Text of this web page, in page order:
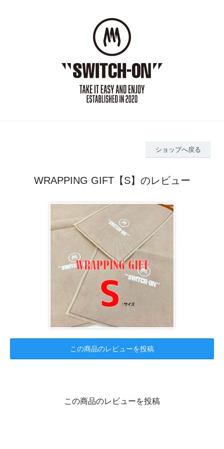
ショップへ戻る
WRAPPING GIFT【S】のレビュー
この商品のレビューを投稿
この商品のレビューを投稿